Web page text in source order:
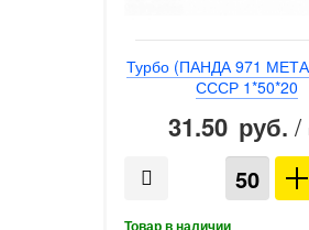
Турбо (ПАНДА 971
СССР 1*50*20
31.50 руб. /